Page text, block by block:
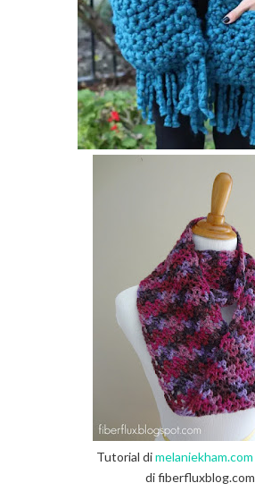
Tutorial dimelaniekham.com
di fiberfluxblog.com